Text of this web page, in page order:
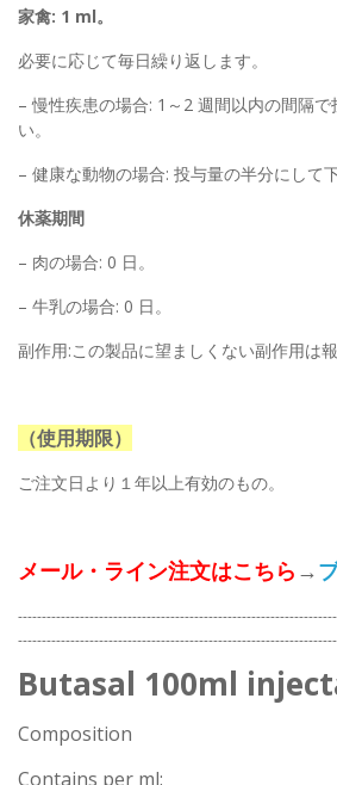
家禽: 1 ml。
必要に応じて毎日繰り返します。
– 慢性疾患の場合: 1～2 週間以内の間隔
い。
– 健康な動物の場合: 投与量の半分にして下
休薬期間
– 肉の場合: 0 日。
– 牛乳の場合: 0 日。
副作用:この製品に望ましくない副作用は
（使用期限）
ご注文日より１年以上有効のもの。
メール・ライン注文はこちら →
-------------------------------------------------------------------
Butasal 100ml
Composition
Contains per ml: